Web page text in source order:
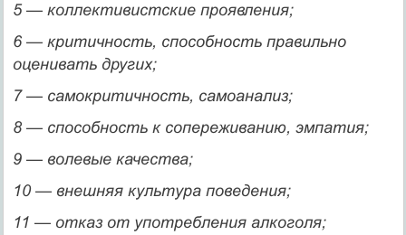
5 — коллективистские проявления;
6 — критичность, способность правильно
оценивать других;
7 — самокритичность, самоанализ;
8 — способность к сопереживанию, эмпатия;
9 — волевые качества;
10 — внешняя культура поведения;
11 — отказ от употребления алкоголя;